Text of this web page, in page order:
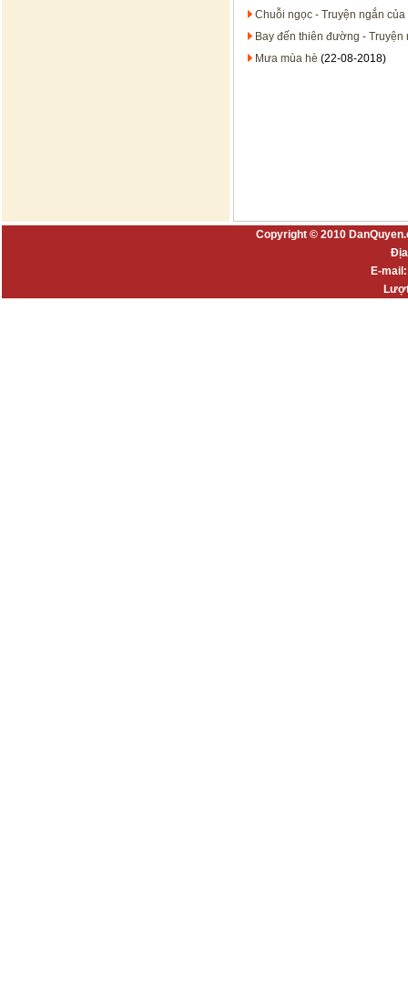
Chuỗi ngọc - Truyện ngắn
Bay đến thiên đường -
Mưa mùa hè (22-08-2018)
Copyright © 2010
E-